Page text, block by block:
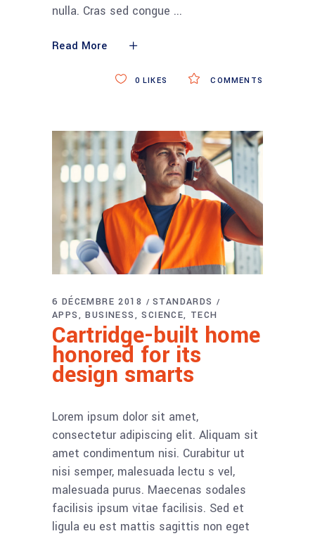
nulla. Cras sed congue
Read More
COMMENTS
0 LIKES
6 DÉCEMBRE 2018
STANDARDS
APPS
BUSINESS SCIENCE TECH
Cartridge-built home
honored for its
design smarts
Lorem ipsum dolor sit amet,
consectetur adipiscing elit. Aliquam sit
amet condimentum nisi. Curabitur ut
nisi semper, malesuada lectu s vel,
malesuada purus. Maecenas sodales
facilisis ipsum vitae facilisis. Sed et
ligula eu est mattis sagittis non eget